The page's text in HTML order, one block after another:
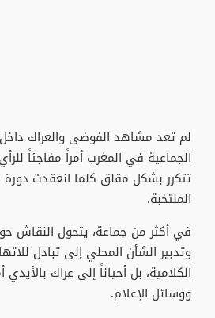
لم تعد مشاهد الفوضى والعراك داخل
الجماعية في المغرب أمراً مفاجئاً
تتكرر بشكل مقلق كلما انعقدت
المنتخبة.
في أكثر من جماعة، يتحول النقاش
وتدبير الشأن المحلي إلى تبادل
الكلامية، بل أحياناً إلى عراك
ووسائل الإعلام.